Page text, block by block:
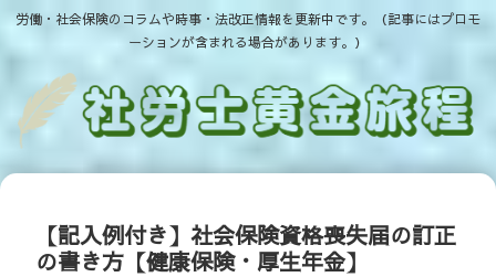
労働・社会保険のコラムや時事・法改正情報を更新中です。（記事にはプロモ
ーションが含まれる場合があります。）
【記入例付き】社会保険資格喪失届の訂正
の書き方【健康保険・厚生年金】